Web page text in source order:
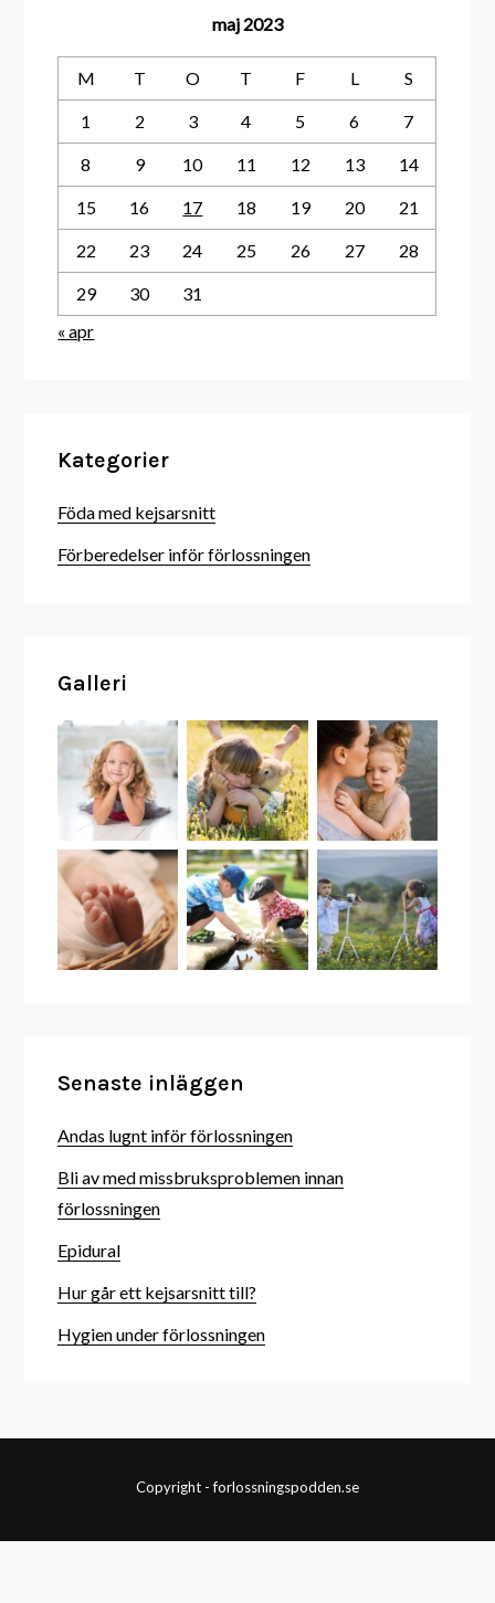
maj 2023
M T O T F L S
1 2 3 4 5 6 7
8 9 10 11 12 13 14
15 16 17 18 19 20 21
22 23 24 25 26 27 28
29 30
31
« apr
Kategorier
Föda med kejsarsnitt
Förberedelser inför förlossningen
Galleri
Senaste inläggen
Andas lugnt inför förlossningen
Bli av med missbruksproblemen innan
förlossningen
Epidural
Hur går ett kejsarsnitt till?
Hygien under förlossningen